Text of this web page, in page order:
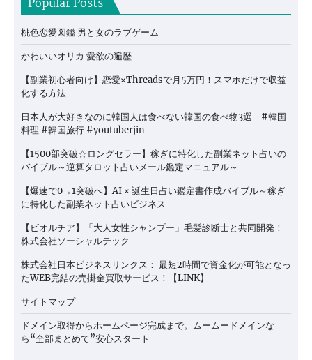
Popular Posts
桃色恋愛図鑑 男と女のラブゲーム
かわいいオリカ 愛欲の遍歴
【副業初心者向け】恋愛×Threadsで月5万円！スマホだけで収益
化する方法
日本人が大好きなのに韓国人は食べない韓国の食べ物3選 #韓国
料理 #韓国旅行 #youtuberjin
【1500部突破☆ロングセラー】稼ぎに特化した副業ネット占いの
バイブル～逆算タロット占いメール鑑定マニュアル～
【爆速で0→1突破へ】AI × 誕生日占い鑑定書作成バイブル～稼ぎ
に特化した副業ネット占いビジネス
【ビオルチア】「大人女性シャンプー」毛髪診断士と共同開発！
株式会社ソーシャルテック
株式会社日本ビジネスリンクス： 最短2時間で資金化が可能となっ
たWEB完結の売掛金買取サービス！【LINK】
サイトマップ
ドメイン取得からホームページ完成まで。ムームードメインな
ら“全部まとめて”安心スタート